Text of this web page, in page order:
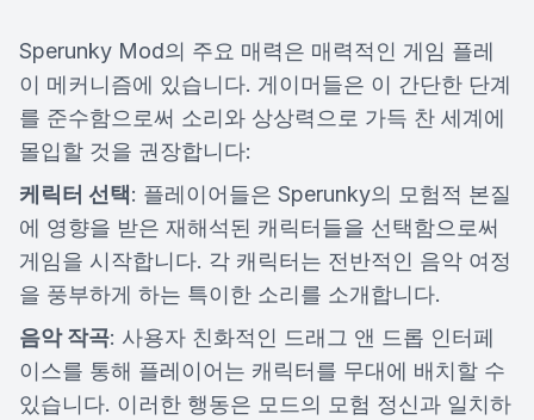
Sperunky Mod의 주요 매력은 매력적인 게임 플레
이 메커니즘에 있습니다. 게이머들은 이 간단한 단계
를 준수함으로써 소리와 상상력으로 가득 찬 세계에
몰입할 것을 권장합니다:
케릭터 선택: 플레이어들은 Sperunky의 모험적 본질
에 영향을 받은 재해석된 캐릭터들을 선택함으로써
게임을 시작합니다. 각 캐릭터는 전반적인 음악 여정
을 풍부하게 하는 특이한 소리를 소개합니다.
음악 작곡: 사용자 친화적인 드래그 앤 드롭 인터페
이스를 통해 플레이어는 캐릭터를 무대에 배치할 수
있습니다. 이러한 행동은 모드의 모험 정신과 일치하